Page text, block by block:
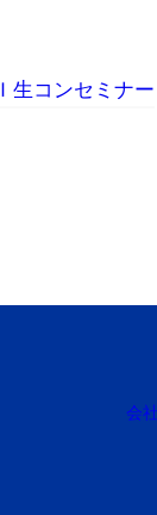
生コンセミナー
会